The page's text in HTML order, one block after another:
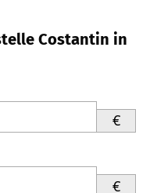
Costantin in
€
€